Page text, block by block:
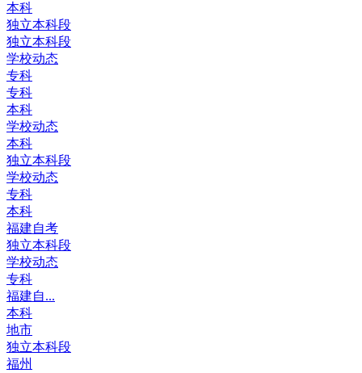
本科
独立本科段
独立本科段
学校动态
专科
专科
本科
学校动态
本科
独立本科段
学校动态
专科
本科
福建自考
独立本科段
学校动态
专科
福建自...
本科
地市
独立本科段
福州